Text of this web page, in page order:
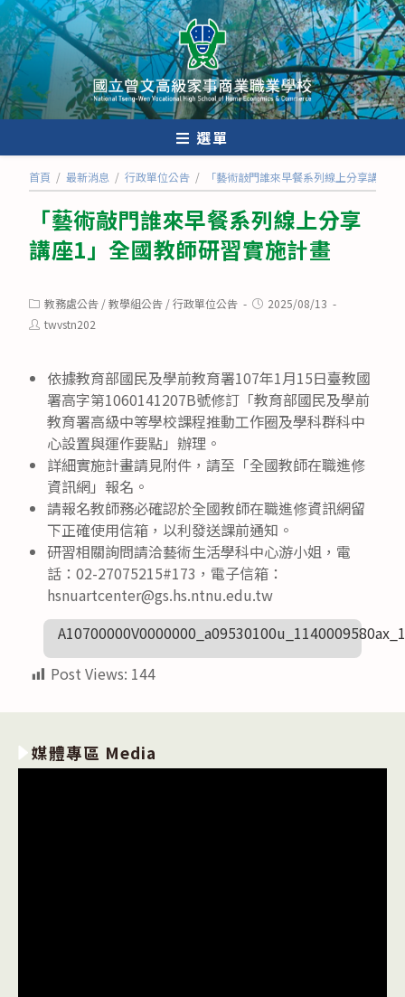
跳
轉
至
主
要
內
選單
首頁 / 最新消息 / 行政單位公告 / 「藝術敲門誰來早餐系列線上分享講座1
「藝術敲門誰來早餐系列線上分享
講座1」全國教師研習實施計畫
Post
category:
教務處公告 /教學組公告 /行政單位公告
Post2025/08/13
Posttwvstn202
依據教育部國民及學前教育署107年1月15日臺教國
署高字第1060141207B號修訂「教育部國民及學前
教育署高級中等學校課程推動工作圈及學科群科中
心設置與運作要點」辦理。
詳細實施計畫請見附件，請至「全國教師在職進修
資訊網」報名。
請報名教師務必確認於全國教師在職進修資訊網留
下正確使用信箱，以利發送課前通知。
研習相關詢問請洽藝術生活學科中心游小姐，電
話：02-27075215#173，電子信箱：
hsnuartcenter@gs.hs.ntnu.edu.tw
A10700000V0000000_a09530100u_1140009580ax_1
Post Views: 144
媒體專區 Media